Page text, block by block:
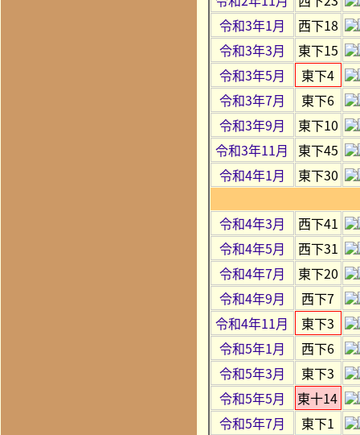
令和3年1月
西下18
令和3年3月
東下15
令和3年5月
東下4
令和3年7月
東下6
令和3年9月
東下10
令和3年11月
東下45
令和4年1月
東下30
令和4年3月
西下41
令和4年5月
西下31
令和4年7月
東下20
令和4年9月
西下7
令和4年11月
東下3
令和5年1月
西下6
令和5年3月
東下3
令和5年5月
東十14
令和5年7月
東下1